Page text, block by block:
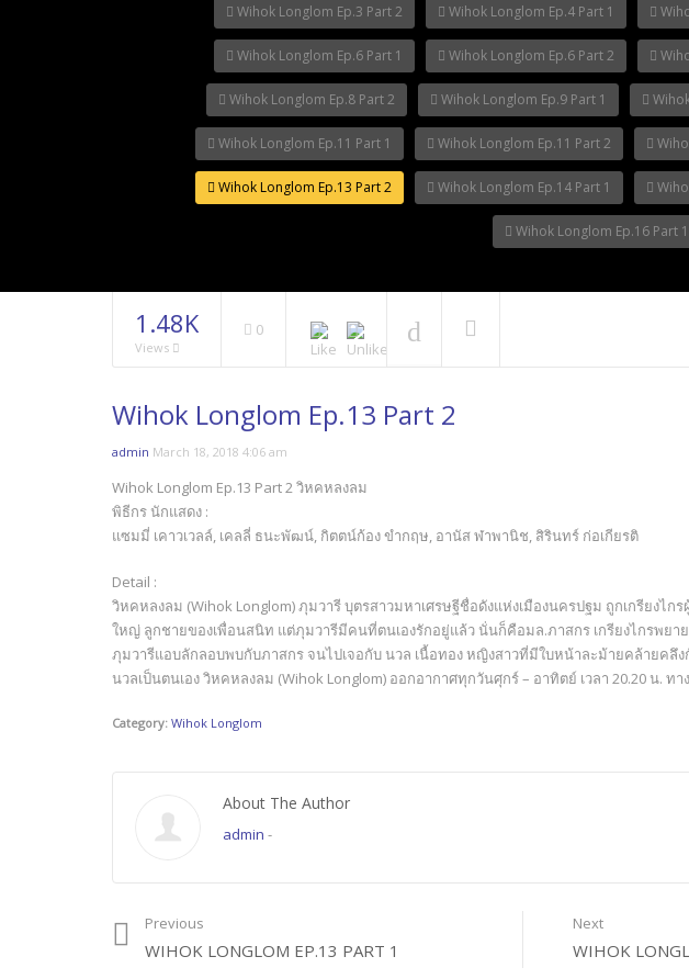
Wihok Longlom Ep.3 Part 2 Wihok Longlom Ep.4 Part 1
Wihok Longlom Ep.6 Part 1 Wihok Longlom Ep.6 Part 2
Wihok Longlom Ep.8 Part 2 Wihok Longlom Ep.9 Part 1
Wihok Longlom Ep.11 Part 1 Wihok Longlom Ep.11 Part 2
Wihok Longlom Ep.13 Part 2 Wihok Longlom Ep.14 Part 1
Wihok Longlom Ep.16 Part
1.48K
Views
0
Wihok Longlom Ep.13 Part 2
admin March 18, 2018 4:06 am
Wihok Longlom Ep.13 Part 2 วิหคหลงลม
พิธีกร นักแสดง :
แซมมี่ เคาวเวลล์, เคลลี่ ธนะพัฒน์, กิตตน์ก้อง ขำกฤษ, อานัส ฬาพานิช, สิรินทร์ ก่อเกียรติ
Detail :
วิหคหลงลม (Wihok Longlom) ภุมวารี บุตรสาวมหาเศรษฐีชื่อดังแห่งเมืองนครปฐม ถูกเกรียงไ
ใหญ่ ลูกชายของเพื่อนสนิท แต่ภุมวารีมีคนที่ตนเองรักอยู่แล้ว นั่นก็คือมล.ภาสกร เกรียงไกรพย
ภุมวารีแอบลักลอบพบกับภาสกร จนไปเจอกับ นวล เนื้อทอง หญิงสาวที่มีใบหน้าละม้ายคล้ายคลึง
นวลเป็นตนเอง วิหคหลงลม (Wihok Longlom) ออกอากาศทุกวันศุกร์ – อาทิตย์ เวลา 20.20 น. ทา
Category: Wihok Longlom
About The Author
admin -
Previous
WIHOK LONGLOM EP.13 PART 1
Next
WIHOK